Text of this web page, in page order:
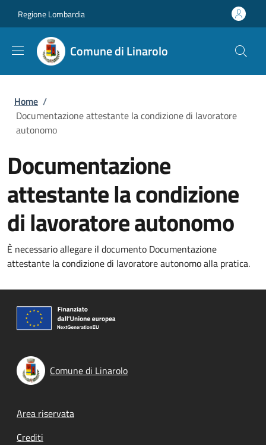
Regione Lombardia
Comune di Linarolo
Briciole di pane
Home /
Documentazione attestante la condizione di lavoratore
autonomo
Documentazione
attestante la condizione
di lavoratore autonomo
È necessario allegare il documento Documentazione
attestante la condizione di lavoratore autonomo alla pratica.
Comune di Linarolo
Footer menu
Area riservata
Crediti